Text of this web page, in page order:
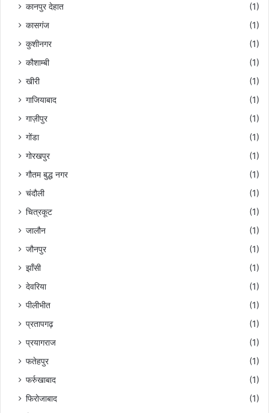
कानपुर देहात
(1)
कासगंज
(1)
कुशीनगर
(1)
कौशाम्बी
(1)
खीरी
(1)
गाजियाबाद
(1)
गाज़ीपुर
(1)
गोंडा
(1)
गोरखपुर
(1)
गौतम बुद्ध नगर
(1)
चंदौली
(1)
चित्रकूट
(1)
जालौन
(1)
जौनपुर
(1)
झाँसी
(1)
देवरिया
(1)
पीलीभीत
(1)
प्रतापगढ़
(1)
प्रयागराज
(1)
फतेहपुर
(1)
फर्रुखाबाद
(1)
फिरोजाबाद
(1)